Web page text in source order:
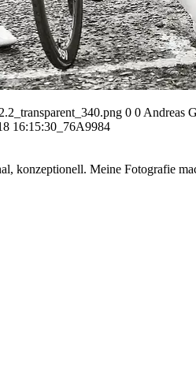
0 0 Andreas
16:15:30 _76A9984
konzeptionell. Meine Fotografie